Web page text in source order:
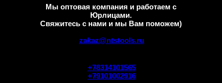
+78314101565
+79101002916
zakaz@ntstools.ru
Мы оптовая компания и работаем с
Юрлицами.
Свяжитесь с нами и мы Вам поможем)